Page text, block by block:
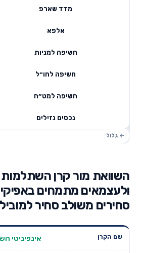
מדד שארפ
אלפא
חשיפה למניות
חשיפה לחו״ל
חשיפה למט״ח
נכסים נזילים
השוואת מור קרן השתלמות
ולעצמאים מתמחים
סחירים משולב סחיר
אינפיניטי